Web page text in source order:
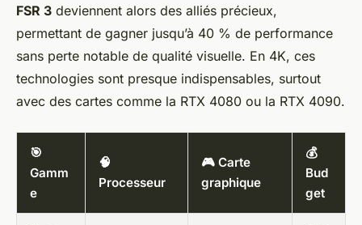
FSR 3 deviennent alors des alliés précieux,
permettant de gagner jusqu’à 40 % de performance
sans perte notable de qualité visuelle. En 4K, ces
technologies sont presque indispensables, surtout
avec des cartes comme la RTX 4080 ou la RTX 4090.
🎯
Gamm
e
🧠
Processeur
🎮 Carte
graphique
💰
Bud
get